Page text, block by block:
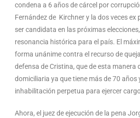
condena a 6 años de cárcel por
Fernández de Kirchner y la dos veces ex
ser candidata en las próximas
resonancia histórica para el país. El
forma unánime contra el recurso de
defensa de Cristina, que de esta manera
domiciliaria ya que tiene más de 70 años
inhabilitación perpetua para ejercer
Ahora, el juez de ejecución de la pena